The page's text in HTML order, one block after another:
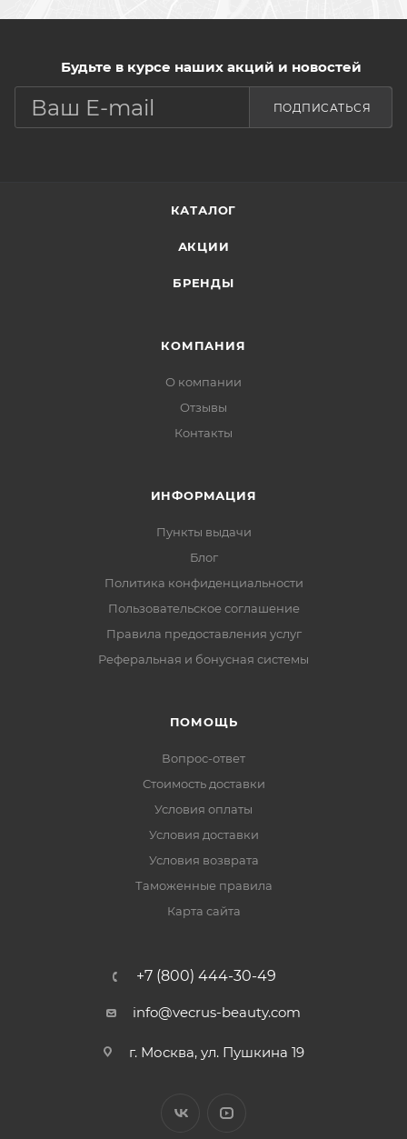
Будьте в курсе наших акций и новостей
ПОДПИСАТЬСЯ
КАТАЛОГ
АКЦИИ
БРЕНДЫ
КОМПАНИЯ
О компании
Отзывы
Контакты
ИНФОРМАЦИЯ
Пункты выдачи
Блог
Политика конфиденциальности
Пользовательское соглашение
Правила предоставления услуг
Реферальная и бонусная системы
ПОМОЩЬ
Вопрос-ответ
Стоимость доставки
Условия оплаты
Условия доставки
Условия возврата
Таможенные правила
Карта сайта
+7 (800) 444-30-49
info@vecrus-beauty.com
г. Москва, ул. Пушкина 19